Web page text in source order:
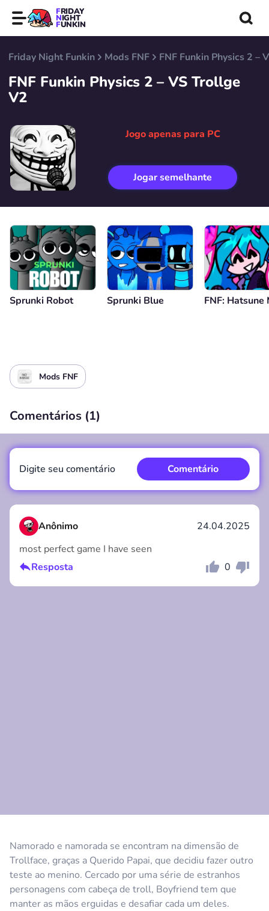
FRIDAY
NIGHT
FUNKIN
Friday Night Funkin Mods FNF FNF Funkin Physics 2 –
FNF Funkin Physics 2 – VS Trollge
V2
Jogo apenas para PC
Jogar semelhante
Sprunki Robot Sprunki Blue FNF: Hatsune
Mods FNF
Namorado e namorada se encontram na dimensão de
Trollface, graças a Querido Papai, que decidiu fazer outro
teste ao menino. Cercado por uma série de estranhos
personagens com cabeça de troll, Boyfriend tem que
manter as mãos erguidas e desafiar cada um deles.
Comentários (1)
Anônimo
24.04.2025
most perfect game I have seen
Resposta
0
Digite seu comentário Comentário
Cancelar Comentário